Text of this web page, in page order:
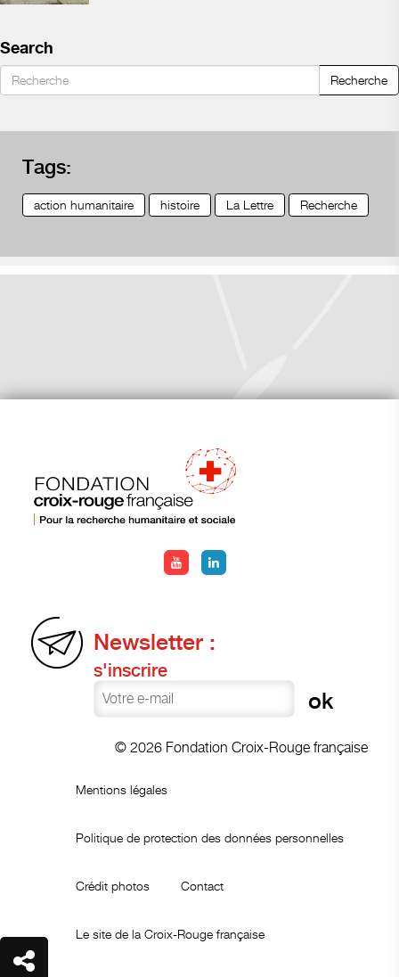
Search
Recherche
Tags:
action humanitaire histoire La Lettre Recherche
Newsletter :
s'inscrire
© 2026 Fondation Croix-Rouge française
Mentions légales
Politique de protection des données personnelles
Crédit photos Contact
Le site de la Croix-Rouge française